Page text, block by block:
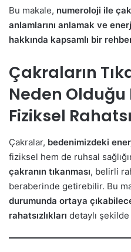
Bu makale, numeroloji ile
anlamlarını anlamak ve
hakkında kapsamlı bir
Çakraların
Neden Olduğu
Fiziksel
Çakralar, bedenimizdeki
fiziksel hem de ruhsal
çakranın tıkanması, belirli
beraberinde getirebilir. Bu
durumunda ortaya
rahatsızlıkları detaylı şekilde